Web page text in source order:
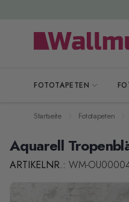
FOTOTAPETEN
Startseite Fototapeten
Aquarell
ARTIKELNR.: WM-